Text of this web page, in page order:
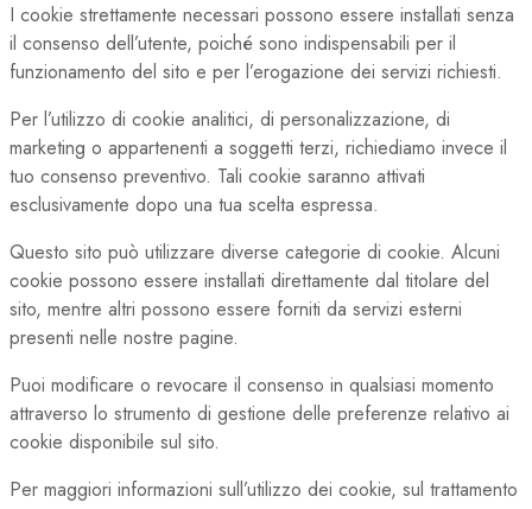
I cookie strettamente necessari possono essere installati senza
il consenso dell’utente, poiché sono indispensabili per il
funzionamento del sito e per l’erogazione dei servizi richiesti.
Per l’utilizzo di cookie analitici, di personalizzazione, di
marketing o appartenenti a soggetti terzi, richiediamo invece il
tuo consenso preventivo. Tali cookie saranno attivati
esclusivamente dopo una tua scelta espressa.
Questo sito può utilizzare diverse categorie di cookie. Alcuni
cookie possono essere installati direttamente dal titolare del
sito, mentre altri possono essere forniti da servizi esterni
presenti nelle nostre pagine.
Puoi modificare o revocare il consenso in qualsiasi momento
attraverso lo strumento di gestione delle preferenze relativo ai
cookie disponibile sul sito.
Per maggiori informazioni sull’utilizzo dei cookie, sul trattamento